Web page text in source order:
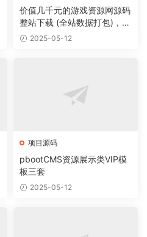
价值几千元的游戏资源网源码
整站下载 (全站数据打包)，数
据里面有200多个宝贝。
2025-05-12
项目源码
pbootCMS资源展示类VIP模
板三套
2025-05-12